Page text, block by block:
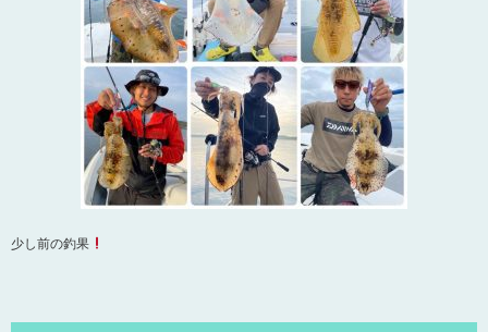
少し前の釣果